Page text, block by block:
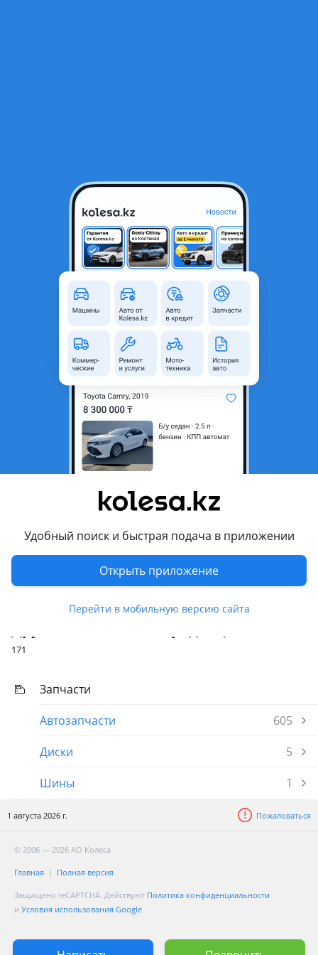
Удобный поиск и быстрая подача в приложении
Открыть приложение
Перейти в мобильную версию сайта
Алматы, Алматинская
область
Б/y
Подходит на авто
Mitsubishi ASX
2017 - 2019 1 поколение [2-й рестайлинг] (GAxW), 2012 -
2016 1 поколение рестайлинг (GAxW), 2010 - 2012 1
поколение (GAxW)
Комментарий продавца
Дверь задняя
Правая
Стоимость 180000
Перевести
171
Запчасти
Автозапчасти
605
Диски
5
Шины
1
1 августа 2026 г. Пожаловаться
© 2006 — 2026 АО Колеса
Главная Полная версия
Защищено reCAPTCHA. Действуют Политика конфиденциальности
и Условия использования Google